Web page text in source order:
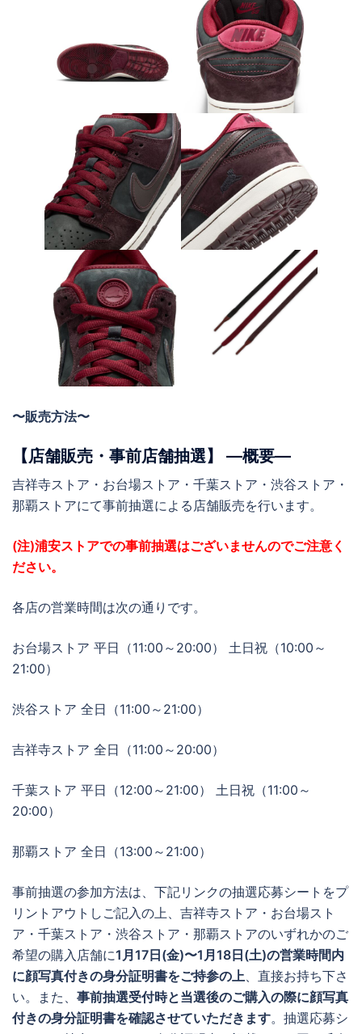
〜販売方法〜
【店舗販売・事前店舗抽選】 ―概要―
吉祥寺ストア・お台場ストア・千葉ストア・渋谷ストア・
那覇ストアにて事前抽選による店舗販売を行います。
(注)浦安ストアでの事前抽選はございませんのでご注意く
ださい。
各店の営業時間は次の通りです。
お台場ストア 平日（11:00～20:00） 土日祝（10:00～
21:00）
渋谷ストア 全日（11:00～21:00）
吉祥寺ストア 全日（11:00～20:00）
千葉ストア 平日（12:00～21:00） 土日祝（11:00～
20:00）
那覇ストア 全日（13:00～21:00）
事前抽選の参加方法は、下記リンクの抽選応募シートをプ
リントアウトしご記入の上、吉祥寺ストア・お台場スト
ア・千葉ストア・渋谷ストア・那覇ストアのいずれかのご
希望の購入店舗に1月17日(金)〜1月18日(土)の営業時間内
に顔写真付きの身分証明書をご持参の上、直接お持ち下さ
い。また、 事前抽選受付時と当選後のご購入の際に顔写真
付きの身分証明書を確認させていただきます。抽選応募シ